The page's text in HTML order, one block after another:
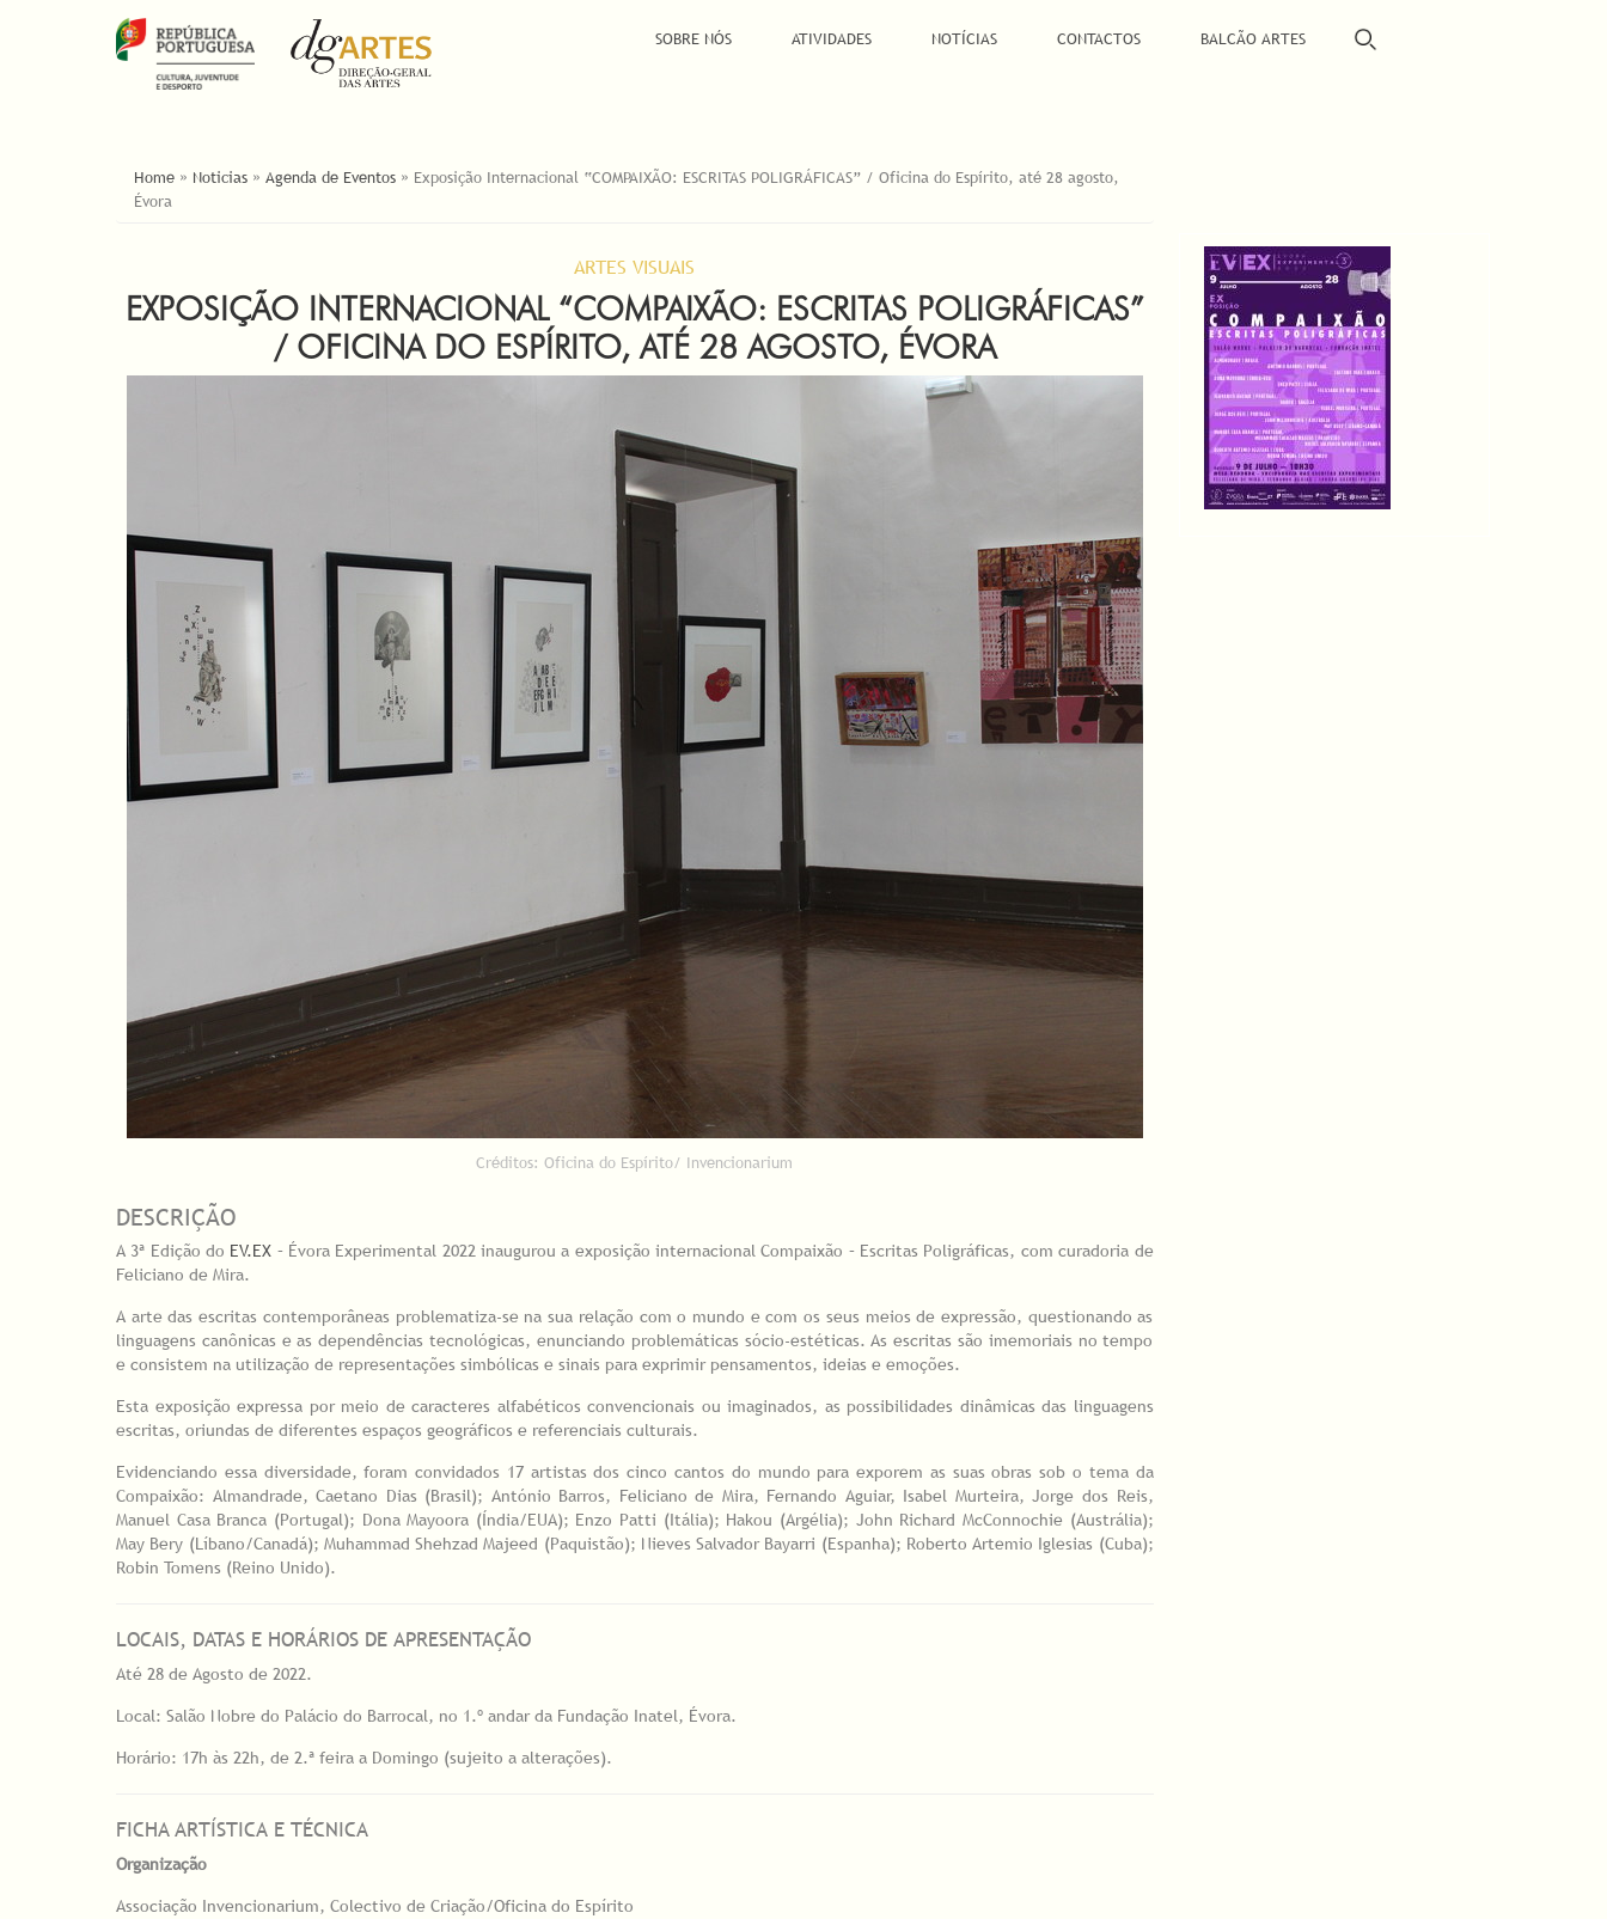
SOBRE NÓS ATIVIDADES NOTÍCIAS CONTACTOS BALCÃO ARTES
ESTÁ AQUI
Home » Noticias » Agenda de Eventos » Exposição Internacional “COMPAIXÃO: ESCRITAS POLIGRÁFICAS” / Oficina do Espírito, até 28 agosto,
Évora
ARTES VISUAIS
EXPOSIÇÃO INTERNACIONAL “COMPAIXÃO: ESCRITAS POLIGRÁFICAS”
/ OFICINA DO ESPÍRITO, ATÉ 28 AGOSTO, ÉVORA
Créditos: Oficina do Espírito/ Invencionarium
DESCRIÇÃO
A 3ª Edição do EV.EX – Évora Experimental 2022 inaugurou a exposição internacional Compaixão – Escritas Poligráficas, com curadoria de
Feliciano de Mira.
A arte das escritas contemporâneas problematiza-se na sua relação com o mundo e com os seus meios de expressão, questionando as
linguagens canônicas e as dependências tecnológicas, enunciando problemáticas sócio-estéticas. As escritas são imemoriais no tempo
e consistem na utilização de representações simbólicas e sinais para exprimir pensamentos, ideias e emoções.
Esta exposição expressa por meio de caracteres alfabéticos convencionais ou imaginados, as possibilidades dinâmicas das linguagens
escritas, oriundas de diferentes espaços geográficos e referenciais culturais.
Evidenciando essa diversidade, foram convidados 17 artistas dos cinco cantos do mundo para exporem as suas obras sob o tema da
Compaixão: Almandrade, Caetano Dias (Brasil); António Barros, Feliciano de Mira, Fernando Aguiar, Isabel Murteira, Jorge dos Reis,
Manuel Casa Branca (Portugal); Dona Mayoora (Índia/EUA); Enzo Patti (Itália); Hakou (Argélia); John Richard McConnochie (Austrália);
May Bery (Líbano/Canadá); Muhammad Shehzad Majeed (Paquistão); Nieves Salvador Bayarri (Espanha); Roberto Artemio Iglesias (Cuba);
Robin Tomens (Reino Unido).
LOCAIS, DATAS E HORÁRIOS DE APRESENTAÇÃO
Até 28 de Agosto de 2022.
Local: Salão Nobre do Palácio do Barrocal, no 1.º andar da Fundação Inatel, Évora.
Horário: 17h às 22h, de 2.ª feira a Domingo (sujeito a alterações).
FICHA ARTÍSTICA E TÉCNICA
Organização
Associação Invencionarium, Colectivo de Criação/Oficina do Espírito